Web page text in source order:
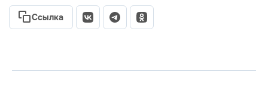
Ссылка